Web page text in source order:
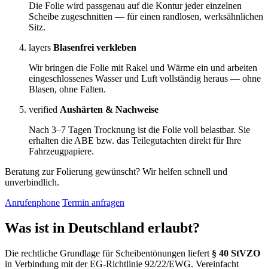
Die Folie wird passgenau auf die Kontur jeder einzelnen
Scheibe zugeschnitten — für einen randlosen, werksähnlichen
Sitz.
layers Blasenfrei verkleben
Wir bringen die Folie mit Rakel und Wärme ein und arbeiten
eingeschlossenes Wasser und Luft vollständig heraus — ohne
Blasen, ohne Falten.
verified Aushärten & Nachweise
Nach 3–7 Tagen Trocknung ist die Folie voll belastbar. Sie
erhalten die ABE bzw. das Teilegutachten direkt für Ihre
Fahrzeugpapiere.
Beratung zur Folierung gewünscht? Wir helfen schnell und
unverbindlich.
Anrufenphone Termin anfragen
Was ist in Deutschland erlaubt?
Die rechtliche Grundlage für Scheibentönungen liefert § 40 StVZO
in Verbindung mit der EG-Richtlinie 92/22/EWG. Vereinfacht